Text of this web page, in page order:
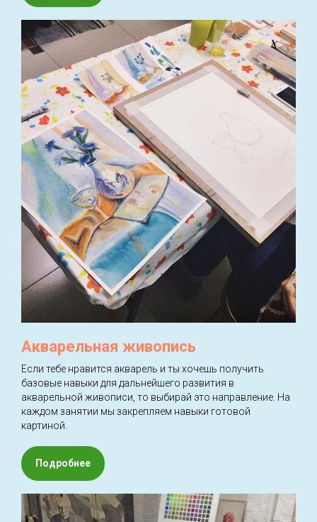
Акварельная живопись
Если тебе нравится акварель и ты хочешь получить
базовые навыки для дальнейшего развития в
акварельной живописи, то выбирай это направление. На
каждом занятии мы закрепляем навыки готовой
картиной.
Подробнее